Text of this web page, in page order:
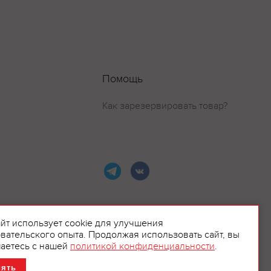
Помощь
Как зарезервировать товар?
использует cookie для улучшения
опыта. Продолжая использовать сайт, вы
с нашей политикой конфиденциальности.